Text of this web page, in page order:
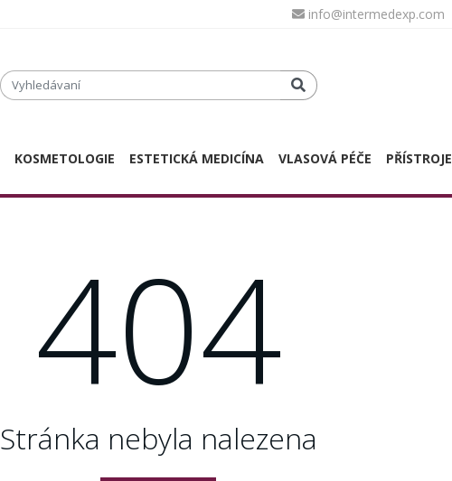
info@intermedexp.com
KOSMETOLOGIE ESTETICKÁ MEDICÍNA VLASOVÁ PÉČE PŘÍSTROJE
404
Stránka nebyla nalezena